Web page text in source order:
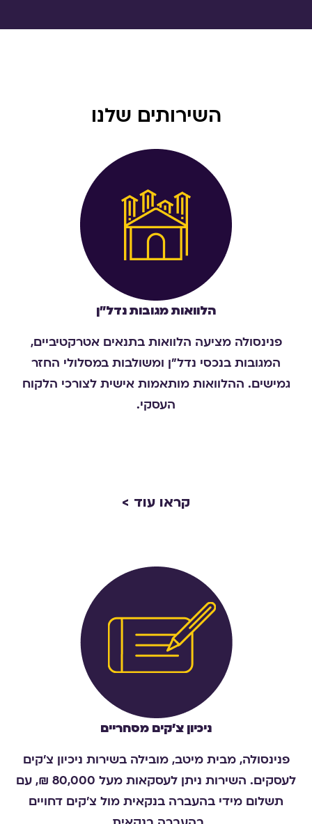
השירותים שלנו
הלוואות מגובות נדל״ן
פנינסולה מציעה הלוואות בתנאים אטרקטיביים,
המגובות בנכסי נדל"ן ומשולבות במסלולי החזר
גמישים. ההלוואות מותאמות אישית לצורכי הלקוח
העסקי.
קראו עוד >
ניכיון צ'קים מסחריים
פנינסולה, מבית מיטב, מובילה בשירות ניכיון צ'קים
לעסקים. השירות ניתן לעסקאות מעל 80,000 ₪, עם
תשלום מידי בהעברה בנקאית מול צ'קים דחויים